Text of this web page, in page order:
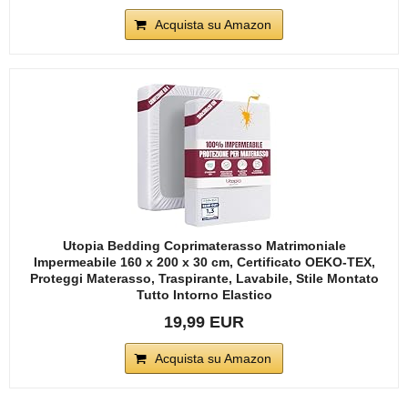
Acquista su Amazon
Utopia Bedding Coprimaterasso Matrimoniale
Impermeabile 160 x 200 x 30 cm, Certificato OEKO-TEX,
Proteggi Materasso, Traspirante, Lavabile, Stile Montato
Tutto Intorno Elastico
19,99 EUR
Acquista su Amazon